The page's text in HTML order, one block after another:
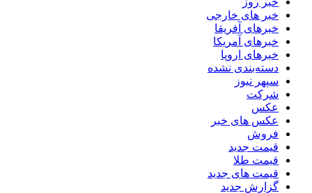
خبر های خارجی
خبرهای آفریقا
خبرهای آمریکا
خبرهای اروپا
دسته‌بندی نشده
سپهر نیوز
شرکت
عکس
عکس های خبر
فروش
قیمت جدید
قیمت طلا
قیمت های جدید
گزارش جدید